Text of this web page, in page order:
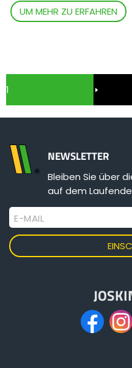
UM MEHR ZU ERFAHREN
1
NEWSLETTER
Bleiben Sie über
auf dem
E-MAIL